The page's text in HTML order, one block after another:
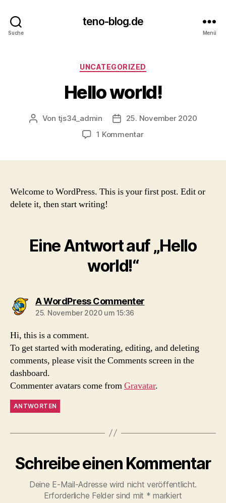
Suche
teno-blog.de
Menü
Kategorien
UNCATEGORIZED
Hello world!
Beitragsautor
Von tjs34_admin Beitragsdatum
25. November 2020
1 Kommentarzu
Welcome to WordPress. This is your first post. Edit or
delete it, then start writing!
Eine Antwort auf „Hello
world!“
A WordPress Commentersagt:
25. November 2020 um 15:36
Hi, this is a comment.
To get started with moderating, editing, and deleting
comments, please visit the Comments screen in the
dashboard.
Commenter avatars come fromGravatar.
ANTWORTEN
Schreibe einen Kommentar
Deine E-Mail-Adresse wird nicht veröffentlicht.
Erforderliche Felder sind mit * markiert